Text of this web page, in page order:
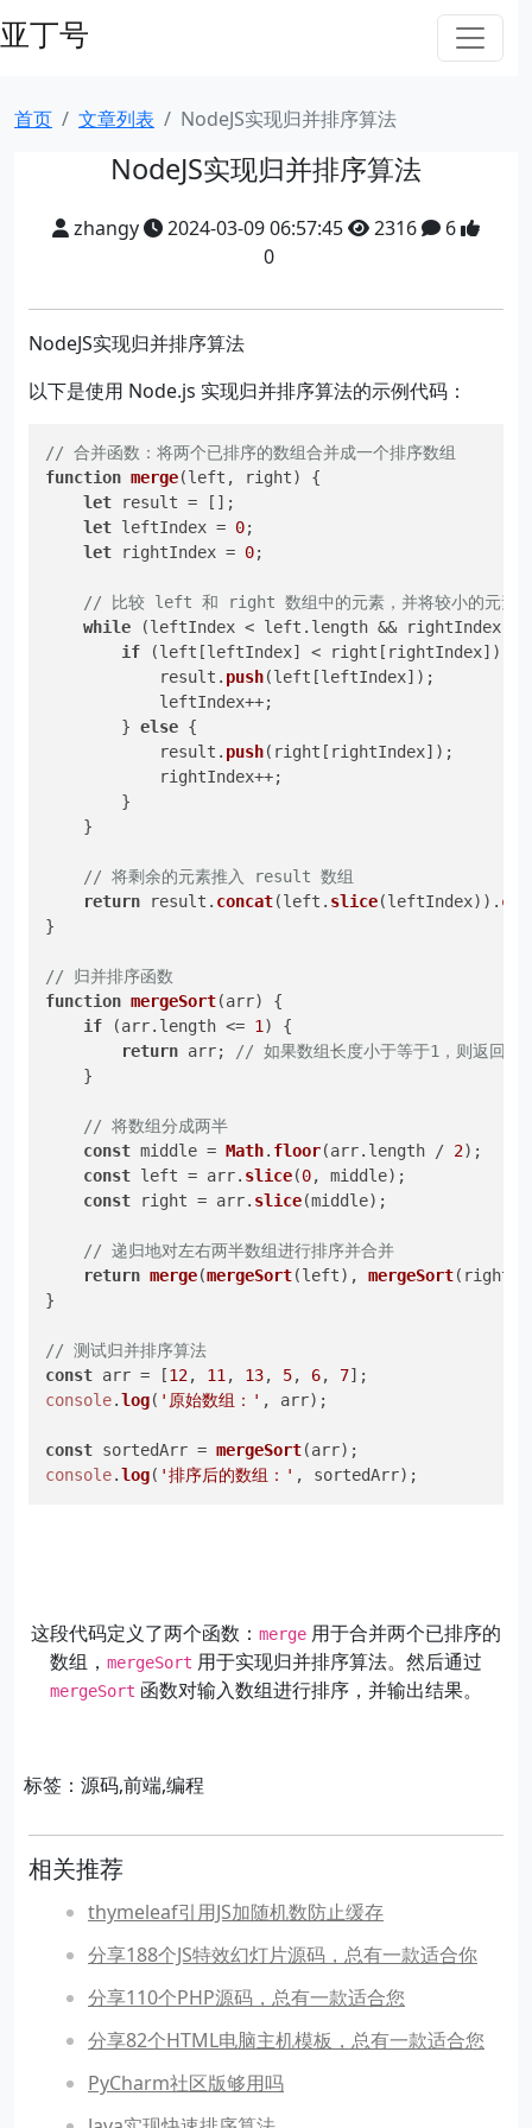
亚丁号
首页 文章列表 NodeJS实现归并排序算法
NodeJS实现归并排序算法
zhangy 2024-03-09 06:57:45 2316
6
0
NodeJS实现归并排序算法
以下是使用 Node.js 实现归并排序算法的示例代码：
// 合并函数：将两个已排序的数组合并成一个排序数组
function merge(left, right) {
let result = [];
let leftIndex = 0;
let rightIndex = 0;
// 比较 left 和 right 数组中的元素，并将较小的元素
while (leftIndex < left. length && rightIndex
if (left[leftIndex] < right[rightIndex]) {
            result.
push(left[leftIndex]);
            leftIndex++;
        }
else {
            result.
push(right[rightIndex]);
            rightIndex++;
        }
    }
// 将剩余的元素推入 result 数组
return result. concat(left. slice(leftIndex)).
}
// 归并排序函数
function mergeSort(arr) {
if (arr. length <= 1 ) {
return arr;
// 如果数组长度小于等于1，则返回数
    }
// 将数组分成两半
const middle = Math. floor(arr. length / 2);
const left = arr. slice(0, middle);
const right = arr. slice(middle);
// 递归地对左右两半数组进行排序并合并
return merge(mergeSort(left), mergeSort
}
// 测试归并排序算法
const arr = [12, 11 , 13, 5, 6, 7
console.log( '原始数组：' , arr);
const sortedArr = mergeSort
console.log( '排序后的数组：'
这段代码定义了两个函数： merge 用于合并两个已排序的
数组， mergeSort 用于实现归并排序算法。然后通过
mergeSort 函数对输入数组进行排序，并输出结果。
标签：源码,前端,编程
相关推荐
thymeleaf引用JS加随机数防止缓存
分享188个JS特效幻灯片源码，总有一款适合你
分享110个PHP源码，总有一款适合您
分享82个HTML电脑主机模板，总有一款适合您
PyCharm社区版够用吗